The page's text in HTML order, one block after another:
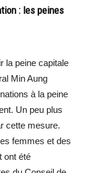
: les peines
la peine capitale
Min Aung
à la peine
Un peu plus
cette mesure.
femmes et des
ont été